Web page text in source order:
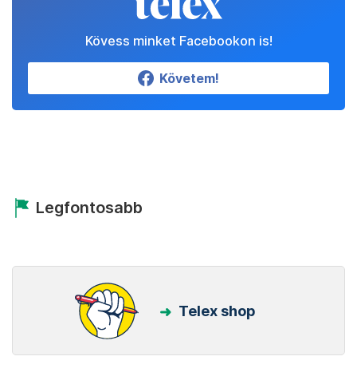
Kövess minket Facebookon is!
Követem!
Legfontosabb
Telex shop